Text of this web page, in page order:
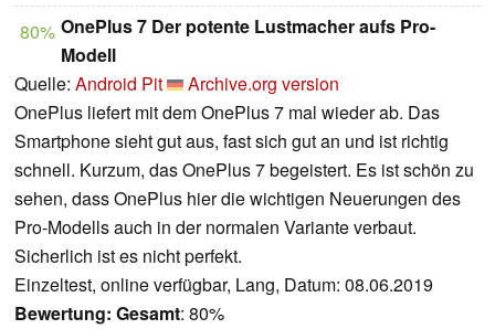
80% OnePlus 7 Der potente Lustmacher aufs Pro-
Modell
Quelle: Android Pit
Archive.org version
OnePlus liefert mit dem OnePlus 7 mal wieder ab. Das
Smartphone sieht gut aus, fast sich gut an und ist richtig
schnell. Kurzum, das OnePlus 7 begeistert. Es ist schön zu
sehen, dass OnePlus hier die wichtigen Neuerungen des
Pro-Modells auch in der normalen Variante verbaut.
Sicherlich ist es nicht perfekt.
Einzeltest, online verfügbar, Lang, Datum: 08.06.2019
Bewertung: Gesamt: 80%